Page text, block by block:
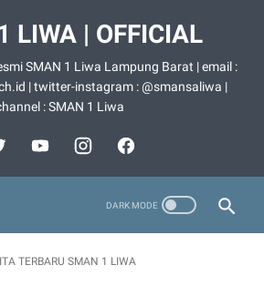
LIWA | OFFICIAL
SMAN 1 Liwa Lampung Barat | email :
| twitter-instagram : @smansaliwa |
: SMAN 1 Liwa
TERBARU SMAN 1 LIWA